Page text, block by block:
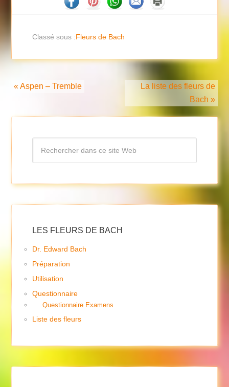
Classé sous :Fleurs de Bach
« Aspen – Tremble
La liste des fleurs de
Bach »
LES FLEURS DE BACH
Dr. Edward Bach
Préparation
Utilisation
Questionnaire
Questionnaire Examens
Liste des fleurs